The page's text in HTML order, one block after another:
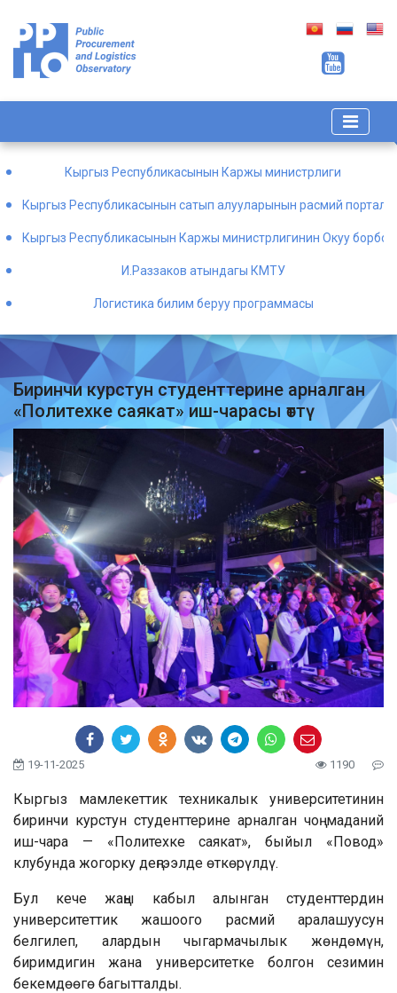
Кыргыз Республикасынын Каржы министрлиги
Кыргыз Республикасынын сатып алууларынын расмий порталы
Кыргыз Республикасынын Каржы министрлигинин Окуу
И.Раззаков атындагы КМТУ
Логистика билим беруу программасы
Биринчи курстун студенттерине арналган
«Политехке саякат» иш-чарасы өттү
19-11-2025 1190
Кыргыз мамлекеттик техникалык университетинин
биринчи курстун студенттерине арналган чоң маданий
иш-чара — «Политехке саякат», быйыл «Повод»
клубунда жогорку деңгээлде өткөрүлдү.
Бул кече жаңы кабыл алынган студенттердин
университеттик жашоого расмий аралашуусун
белгилеп, алардын чыгармачылык жөндөмүн,
биримдигин жана университетке болгон сезимин
бекемдөөгө багытталды.